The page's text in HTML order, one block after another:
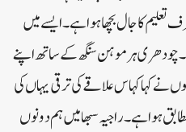
تعلیم کا جال بچھا ہوا ہے۔ ایسے میں
چودھری ہرموہن سنگھ کے ساتھ اپنے
نے کہا کہاس علاقے کی ترقی یہاں کی
ہوا ہے۔ راجیہ سبھا میں ہم دونوں